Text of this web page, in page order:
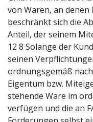
von Waren, an denen
beschränkt sich die
Anteil, der seinem
12 8 Solange der
seinen
ordnungsgemäß
Eigentum bzw.
stehende Ware im
verfügen und die an